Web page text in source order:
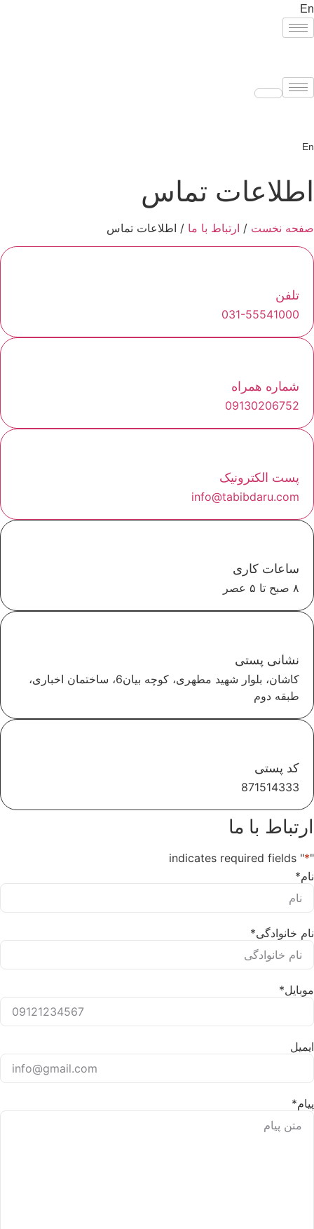
پرش
به
محتوا
En
En
اطلاعات تماس
صفحه نخست / ارتباط با ما / اطلاعات تماس
تلفن
031-55541000
شماره همراه
09130206752
پست الکترونیک
info@tabibdaru.com
ساعات کاری
۸ صبح تا ۵ عصر
نشانی پستی
کاشان، بلوار شهید مطهری، کوچه بیان6، ساختمان اخباری،
طبقه دوم
کد پستی
871514333
ارتباط با ما
"
*
" indicates required fields
نام*
نام خانوادگی*
موبایل*
ایمیل
پیام*